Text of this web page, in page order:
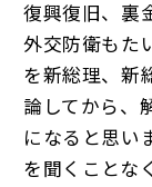
復興復旧、裏
外交防衛もた
を新総理、新
論してから、
になると思い
を聞くことな